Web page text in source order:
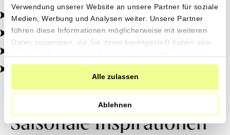
Verwendung unserer Website an unsere Partner für soziale
Medien, Werbung und Analysen weiter. Unsere Partner
führen diese Informationen möglicherweise mit weiteren
Daten zusammen, die Sie ihnen bereitgestellt haben oder
haben.
Alle zulassen
Ablehnen
Pestizidfrei angebaut, schonend verarbeitet.
Natürliche Zutaten, echter Geschmack.
Von kleinen Höfen, direkt zu dir.
100% transparent, 0% Zusatzstoffe.
Saisonale Inspirationen